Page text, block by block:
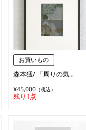
お買いもの
森本猛/ 「周りの気...
¥45,000 （税込）
残り1点